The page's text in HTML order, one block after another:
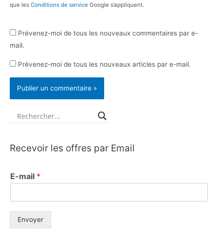
que les Conditions de service Google s’appliquent.
Prévenez-moi de tous les nouveaux commentaires par e-
mail.
Prévenez-moi de tous les nouveaux articles par e-mail.
Recevoir les offres par Email
E-mail *
Envoyer